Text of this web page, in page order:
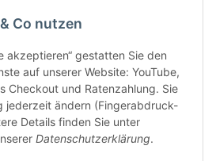
Co nutzen
akzeptieren“ gestatten Sie den
auf unserer Website: YouTube,
Checkout und Ratenzahlung. Sie
jederzeit ändern (Fingerabdruck-
Details finden Sie unter
Datenschutzerklärung.